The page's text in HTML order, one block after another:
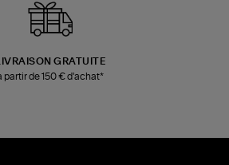
LIVRAISON GRATUITE
partir de 150 € d'achat*